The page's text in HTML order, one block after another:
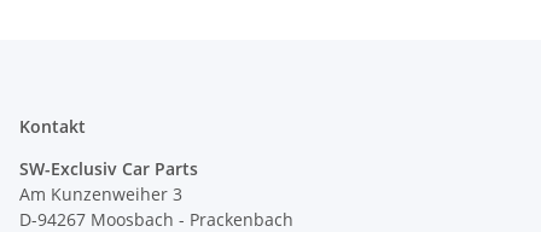
Kontakt
SW-Exclusiv Car Parts
Am Kunzenweiher 3
D-94267 Moosbach - Prackenbach